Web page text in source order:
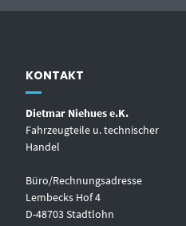
KONTAKT
Dietmar Niehues e.K.
Fahrzeugteile u. technischer
Handel
Büro/Rechnungsadresse
Lembecks Hof 4
D-48703 Stadtlohn